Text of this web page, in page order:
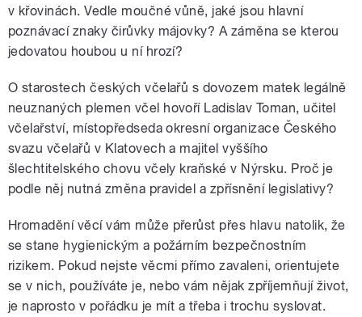
v křovinách. Vedle moučné vůně, jaké jsou hlavní
poznávací znaky čirůvky májovky? A záměna se kterou
jedovatou houbou u ní hrozí?
O starostech českých včelařů s dovozem matek legálně
neuznaných plemen včel hovoří Ladislav Toman, učitel
včelařství, místopředseda okresní organizace Českého
svazu včelařů v Klatovech a majitel vyššího
šlechtitelského chovu včely kraňské v Nýrsku. Proč je
podle něj nutná změna pravidel a zpřísnění legislativy?
Hromadění věcí vám může přerůst přes hlavu natolik, že
se stane hygienickým a požárním bezpečnostním
rizikem. Pokud nejste věcmi přímo zavaleni, orientujete
se v nich, používáte je, nebo vám nějak zpříjemňují život,
je naprosto v pořádku je mít a třeba i trochu syslovat.